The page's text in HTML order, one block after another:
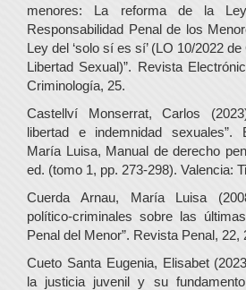
menores: La reforma de la
Responsabilidad Penal de los
Ley del ‘solo sí es sí’ (LO 10/2022
Libertad Sexual)”. Revista
Criminología, 25.
Castellví Monserrat, Carlos
libertad e indemnidad sexuales”.
María Luisa, Manual de derecho
ed. (tomo 1, pp. 273-298). Valencia:
Cuerda Arnau, María Luisa
político-criminales sobre las
Penal del Menor”. Revista Penal, 22,
Cueto Santa Eugenia, Elisabet
la justicia juvenil y su